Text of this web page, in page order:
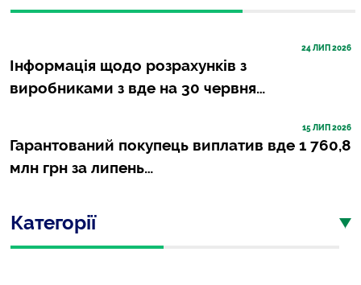
24 ЛИП 2026
Інформація щодо розрахунків з
виробниками з вде на 30 червня…
15 ЛИП 2026
Гарантований покупець виплатив вде 1 760,8
млн грн за липень…
Категорії